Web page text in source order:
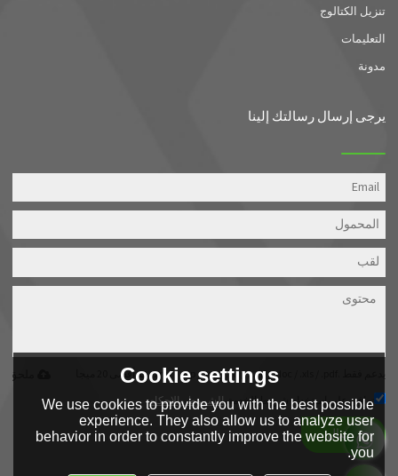
تنزيل الكتالوج
التعليمات
مدونة
يرجى إرسال رسالتك إلينا
ملحق
توافق على استخدام شروط الخدمة,الشروط والاحكام
إرسال
Cookie settings
We use cookies to provide you with the best possible
experience. They also allow us to analyze user
behavior in order to constantly improve the website for
you.